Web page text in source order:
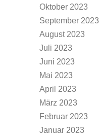
Oktober 2023
September 2023
August 2023
Juli 2023
Juni 2023
Mai 2023
April 2023
März 2023
Februar 2023
Januar 2023